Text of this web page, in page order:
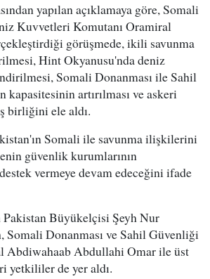
yapılan açıklamaya göre, Somali
Kuvvetleri Komutanı Oramiral
görüşmede, ikili savunma
Hint Okyanusu'nda deniz
Somali Donanması ile Sahil
artırılması ve askeri
birliğini ele aldı.
Somali ile savunma ilişkilerini
güvenlik kurumlarının
vermeye devam edeceğini ifade
Büyükelçisi Şeyh Nur
Somali Donanması ve Sahil Güvenliği
Abdiwahaab Abdullahi Omar ile üst
yetkililer de yer aldı.